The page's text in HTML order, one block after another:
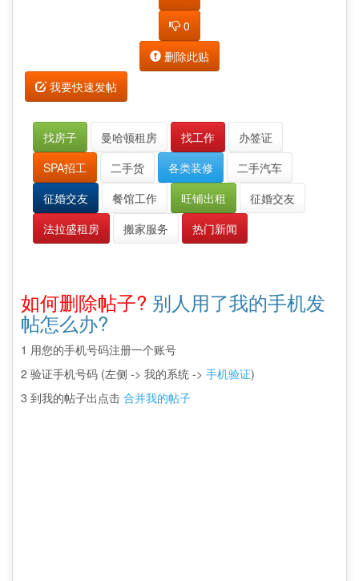
0
删除此贴
我要快速发帖
找房子 曼哈顿租房 找工作
办签证
SPA招工
二手货 各类装修
二手汽车
征婚交友
餐馆工作 旺铺出租
征婚交友
法拉盛租房
搬家服务 热门新闻
如何删除帖子? 别人用了我的手机发
帖怎么办?
1 用您的手机号码注册一个账号
2 验证手机号码 (左侧 -> 我的系统 -> 手机验证)
3 到我的帖子出点击 合并我的帖子